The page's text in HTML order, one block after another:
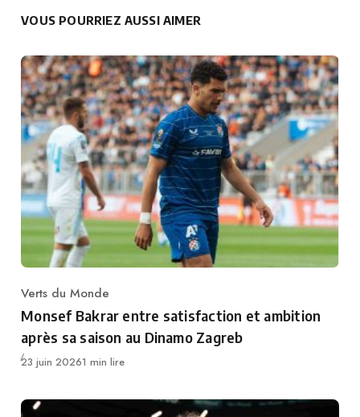
VOUS POURRIEZ AUSSI AIMER
Category
Verts du Monde
Monsef Bakrar entre satisfaction et ambition
après sa saison au Dinamo Zagreb
Publié
23 juin 20261 min lire